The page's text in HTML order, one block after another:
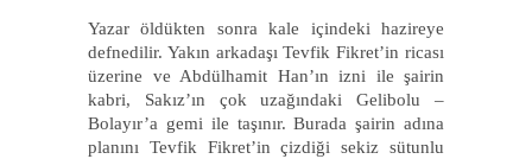
Yazar öldükten sonra kale içindeki hazireye
defnedilir. Yakın arkadaşı Tevfik Fikret’in ricası
üzerine ve Abdülhamit Han’ın izni ile şairin
kabri, Sakız’ın çok uzağındaki Gelibolu –
Bolayır’a gemi ile taşınır. Burada şairin adına
planını Tevfik Fikret’in çizdiği sekiz sütunlu